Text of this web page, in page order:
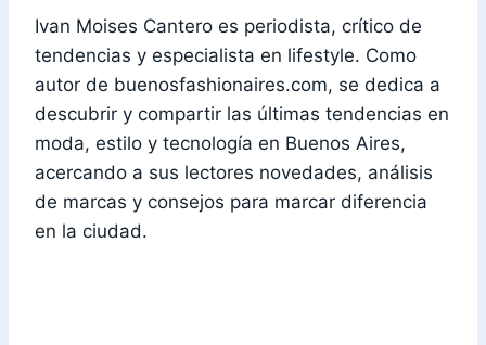
Ivan Moises Cantero es periodista, crítico de
tendencias y especialista en lifestyle. Como
autor de buenosfashionaires.com, se dedica a
descubrir y compartir las últimas tendencias en
moda, estilo y tecnología en Buenos Aires,
acercando a sus lectores novedades, análisis
de marcas y consejos para marcar diferencia
en la ciudad.